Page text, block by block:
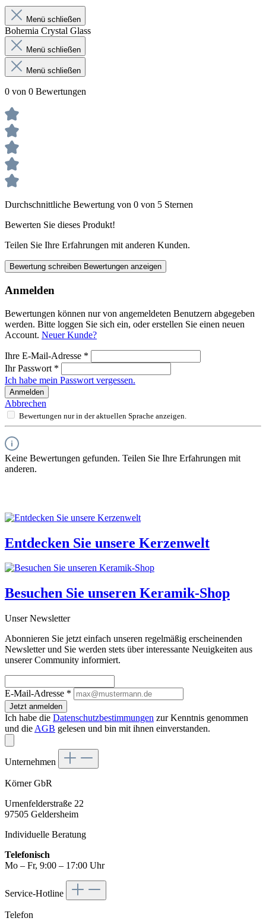
Menü schließen
Bohemia Crystal Glass
Menü schließen
Menü schließen
0 von 0 Bewertungen
Durchschnittliche Bewertung von 0 von 5 Sternen
Bewerten Sie dieses Produkt!
Teilen Sie Ihre Erfahrungen mit anderen Kunden.
Bewertung schreiben Bewertungen anzeigen
Anmelden
Bewertungen können nur von angemeldeten Benutzern abgegeben
werden. Bitte loggen Sie sich ein, oder erstellen Sie einen neuen
Account. Neuer Kunde?
Ihre E-Mail-Adresse *
Ihr Passwort *
Ich habe mein Passwort vergessen.
Anmelden
Abbrechen
Bewertungen nur in der aktuellen Sprache anzeigen.
Keine Bewertungen gefunden. Teilen Sie Ihre Erfahrungen mit
anderen.
Entdecken Sie unsere Kerzenwelt
Besuchen Sie unseren Keramik-Shop
Unser Newsletter
Abonnieren Sie jetzt einfach unseren regelmäßig erscheinenden
Newsletter und Sie werden stets über interessante Neuigkeiten aus
unserer Community informiert.
E-Mail-Adresse *
Jetzt anmelden
Ich habe die Datenschutzbestimmungen zur Kenntnis genommen
und die AGB gelesen und bin mit ihnen einverstanden.
Unternehmen
Körner GbR
Urnenfelderstraße 22
97505 Geldersheim
Individuelle Beratung
Telefonisch
Mo – Fr, 9:00 – 17:00 Uhr
Service-Hotline
Telefon